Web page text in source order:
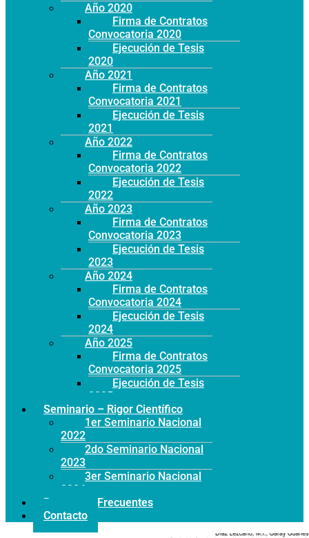
Año 2020
Firma de Contratos
Convocatoria 2020
Ejecución de Tesis
2020
Año 2021
Firma de Contratos
Convocatoria 2021
Ejecución de Tesis
2021
Año 2022
Firma de Contratos
Convocatoria 2022
Ejecución de Tesis
2022
Año 2023
Firma de Contratos
Convocatoria 2023
Ejecución de Tesis
2023
Año 2024
Firma de Contratos
Convocatoria 2024
Ejecución de Tesis
2024
Año 2025
Firma de Contratos
Convocatoria 2025
Ejecución de Tesis
2025
Seminario – Rigor Científico
1er Seminario Nacional
2022
2do Seminario Nacional
2023
3er Seminario Nacional
2024
Preguntas Frecuentes
Contacto